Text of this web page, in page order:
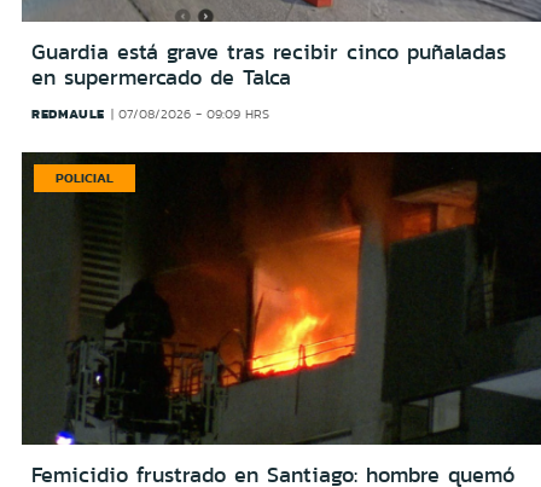
Guardia está grave tras recibir cinco puñaladas
en supermercado de Talca
REDMAULE 07/08/2026 - 09:09 HRS
POLICIAL
Femicidio frustrado en Santiago: hombre quemó